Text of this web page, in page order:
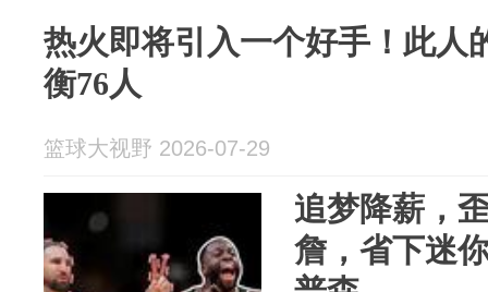
热火即将引入一个好手！此人
衡76人
篮球大视野 2026-07-29
追梦降薪，
詹，省下迷